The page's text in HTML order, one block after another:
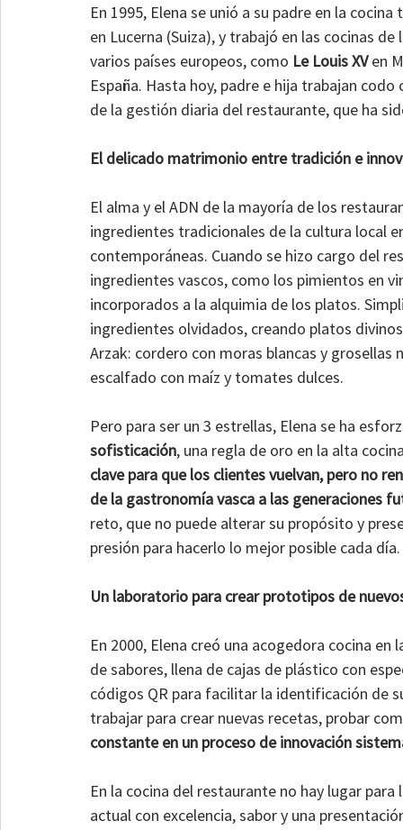
En 1995, Elena se unió a su padre en la
en Lucerna (Suiza), y trabajó en las cocinas
varios países europeos, como Le Louis XV en
España. Hasta hoy, padre e hija trabajan
de la gestión diaria del restaurante, que ha
El delicado matrimonio entre tradición e
El alma y el ADN de la mayoría de los
ingredientes tradicionales de la cultura local
contemporáneas. Cuando se hizo cargo del
ingredientes vascos, como los pimientos en
incorporados a la alquimia de los platos.
ingredientes olvidados, creando platos
Arzak: cordero con moras blancas y
escalfado con maíz y tomates dulces.
Pero para ser un 3 estrellas, Elena se ha
sofisticación, una regla de oro en la alta
clave para que los clientes vuelvan, pero no
de la gastronomía vasca a las generaciones
reto, que no puede alterar su propósito y
presión para hacerlo lo mejor posible cada día.
Un laboratorio para crear prototipos de
En 2000, Elena creó una acogedora cocina
de sabores, llena de cajas de plástico con
códigos QR para facilitar la identificación de
trabajar para crear nuevas recetas, probar
constante en un proceso de innovación
En la cocina del restaurante no hay lugar
actual con excelencia, sabor y una